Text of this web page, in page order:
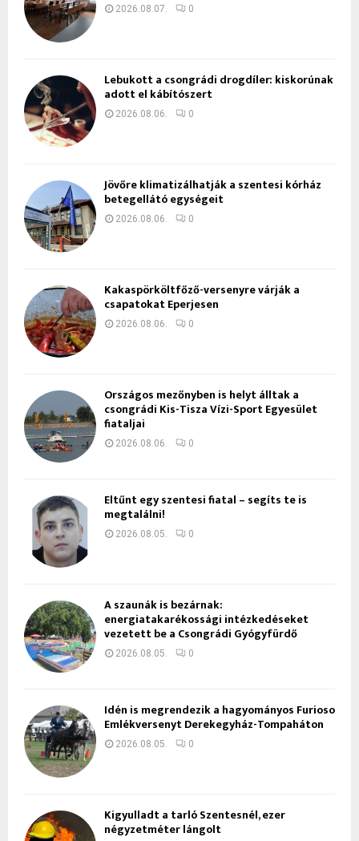
2026.08.07. 0
Lebukott a csongrádi drogdíler: kiskorúnak
adott el kábítószert
2026.08.06. 0
Jövőre klimatizálhatják a szentesi kórház
betegellátó egységeit
2026.08.06. 0
Kakaspörköltfőző-versenyre várják a
csapatokat Eperjesen
2026.08.06. 0
Országos mezőnyben is helyt álltak a
csongrádi Kis-Tisza Vízi-Sport Egyesület
fiataljai
2026.08.06. 0
Eltűnt egy szentesi fiatal – segíts te is
megtalálni!
2026.08.05. 0
A szaunák is bezárnak:
energiatakarékossági intézkedéseket
vezetett be a Csongrádi Gyógyfürdő
2026.08.05. 0
Idén is megrendezik a hagyományos Furioso
Emlékversenyt Derekegyház-Tompaháton
2026.08.05. 0
Kigyulladt a tarló Szentesnél, ezer
négyzetméter lángolt